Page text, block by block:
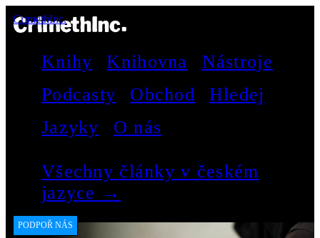
CrimethInc.
Knihy Knihovna
Nástroje
Podcasty
Obchod
Hledej
Jazyky
O nás
Všechny články v českém
jazyce →
PODPOŘ NÁS